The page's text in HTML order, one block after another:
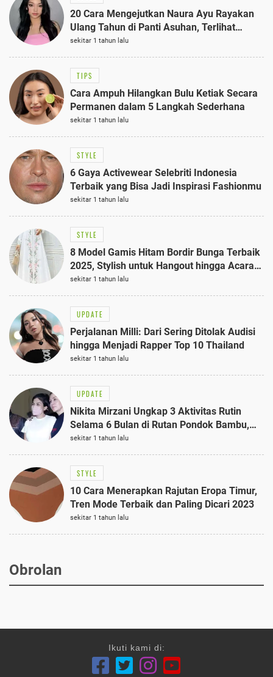
20 Cara Mengejutkan Naura Ayu Rayakan
Ulang Tahun di Panti Asuhan, Terlihat
Anggun dengan Kaftan Cokelat
sekitar 1 tahun lalu
TIPS
Cara Ampuh Hilangkan Bulu Ketiak Secara
Permanen dalam 5 Langkah Sederhana
sekitar 1 tahun lalu
STYLE
6 Gaya Activewear Selebriti Indonesia
Terbaik yang Bisa Jadi Inspirasi Fashionmu
sekitar 1 tahun lalu
STYLE
8 Model Gamis Hitam Bordir Bunga Terbaik
2025, Stylish untuk Hangout hingga Acara
Semi-Formal
sekitar 1 tahun lalu
UPDATE
Perjalanan Milli: Dari Sering Ditolak Audisi
hingga Menjadi Rapper Top 10 Thailand
sekitar 1 tahun lalu
UPDATE
Nikita Mirzani Ungkap 3 Aktivitas Rutin
Selama 6 Bulan di Rutan Pondok Bambu,
Terungkap!
sekitar 1 tahun lalu
STYLE
10 Cara Menerapkan Rajutan Eropa Timur,
Tren Mode Terbaik dan Paling Dicari 2023
sekitar 1 tahun lalu
Obrolan
Ikuti kami di: